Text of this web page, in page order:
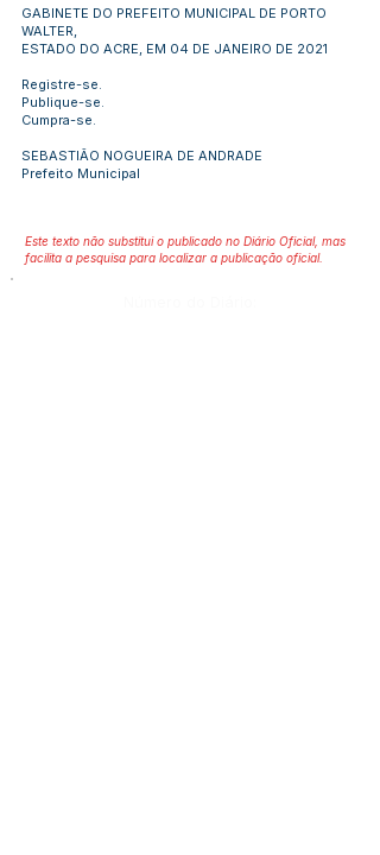
GABINETE DO PREFEITO MUNICIPAL DE PORTO
WALTER,
ESTADO DO ACRE, EM 04 DE JANEIRO DE 2021
Registre-se.
Publique-se.
Cumpra-se.
SEBASTIÃO NOGUEIRA DE ANDRADE
Prefeito Municipal
Este texto não substitui o publicado no Diário Oficial, mas
facilita a pesquisa para localizar a publicação oficial.